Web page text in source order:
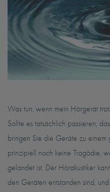
Was tun, wenn mein Hörgerät
Sollte es tatsächlich passieren,
bringen Sie die Geräte zu einem
prinzipiell noch keine Tragödie,
gelandet ist. Der Hörakustiker
den Geräten entstanden sind,